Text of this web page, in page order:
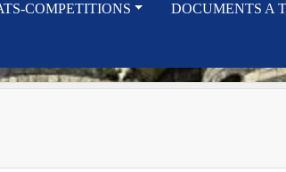
COMPETITIONS DOCUMENTS A